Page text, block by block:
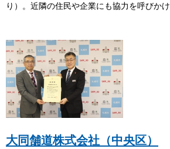
り）。近隣の住民や企業にも協力を呼びかけ
大同舗道株式会社（中央区）